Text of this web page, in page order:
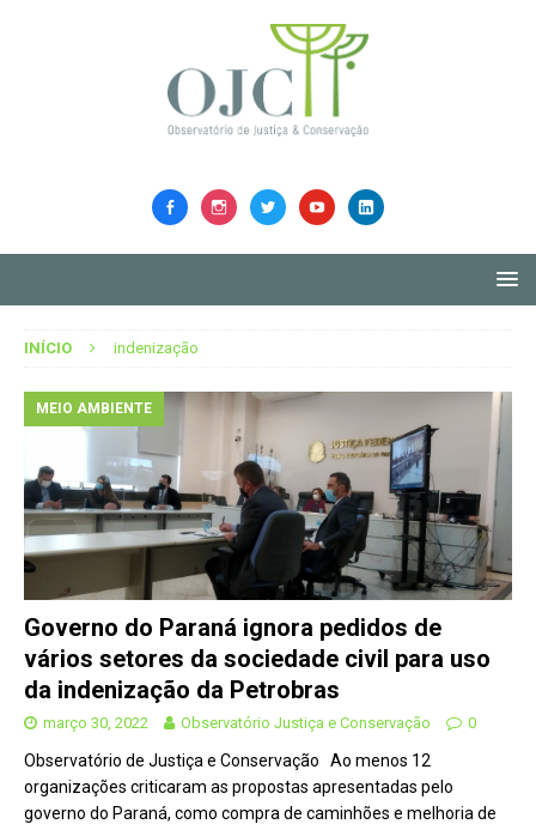
INÍCIO indenização
MEIO AMBIENTE
Governo do Paraná ignora pedidos de
vários setores da sociedade civil para uso
da indenização da Petrobras
março 30, 2022 Observatório Justiça e Conservação 0
Observatório de Justiça e Conservação Ao menos 12
organizações criticaram as propostas apresentadas pelo
governo do Paraná, como compra de caminhões e melhoria de